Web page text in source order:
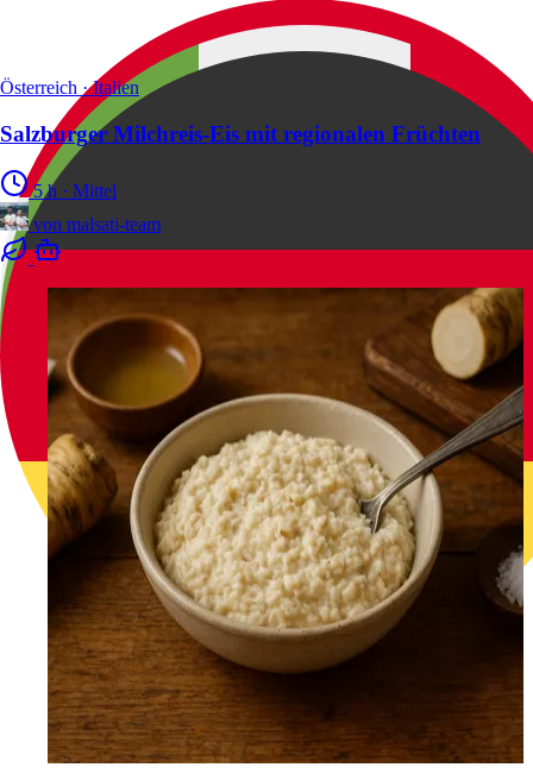
Österreich · Italien
Salzburger Milchreis-Eis mit regionalen Früchten
5 h · Mittel
von malsati-team